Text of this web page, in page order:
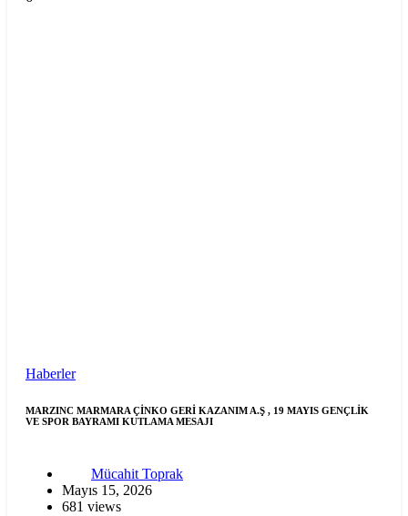
Haberler
MARZINC MARMARA ÇİNKO GERİ KAZANIM A.Ş , 19 MAYIS GENÇLİK
VE SPOR BAYRAMI KUTLAMA MESAJI
Mücahit Toprak
Mayıs 15, 2026
681 views